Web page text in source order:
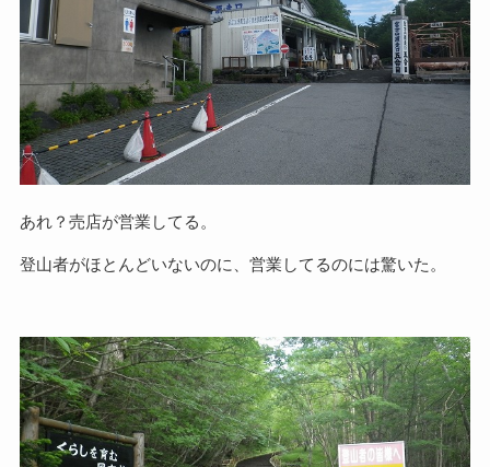
あれ？売店が営業してる。
登山者がほとんどいないのに、営業してるのには驚いた。